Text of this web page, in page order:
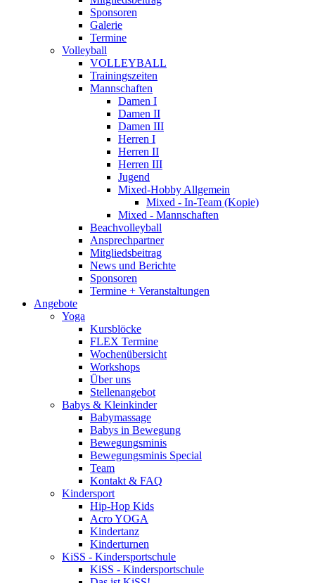
Sponsoren
Galerie
Termine
Volleyball
VOLLEYBALL
Trainingszeiten
Mannschaften
Damen I
Damen II
Damen III
Herren I
Herren II
Herren III
Jugend
Mixed-Hobby Allgemein
Mixed - In-Team (Kopie)
Mixed - Mannschaften
Beachvolleyball
Ansprechpartner
Mitgliedsbeitrag
News und Berichte
Sponsoren
Termine + Veranstaltungen
Angebote
Yoga
Kursblöcke
FLEX Termine
Wochenübersicht
Workshops
Über uns
Stellenangebot
Babys & Kleinkinder
Babymassage
Babys in Bewegung
Bewegungsminis
Bewegungsminis Special
Team
Kontakt & FAQ
Kindersport
Hip-Hop Kids
Acro YOGA
Kindertanz
Kinderturnen
KiSS - Kindersportschule
KiSS - Kindersportschule